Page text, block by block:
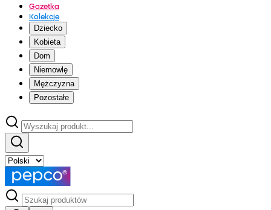
Gazetka
Kolekcje
Dziecko
Kobieta
Dom
Niemowlę
Mężczyzna
Pozostałe